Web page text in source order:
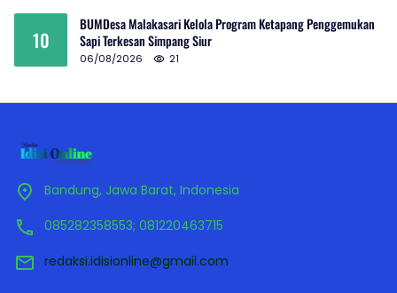
10
BUMDesa Malakasari Kelola Program Ketapang Penggemukan
Sapi Terkesan Simpang Siur
06/08/2026 21
Bandung, Jawa Barat, Indonesia
085282358553; 081220463715
redaksi.idisionline@gmail.com